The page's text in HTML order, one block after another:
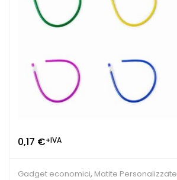
0,17 €+IVA
Gadget economici, Matite Personalizzate